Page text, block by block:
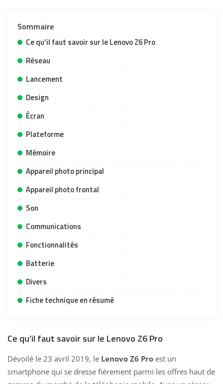
Sommaire
Ce qu’il faut savoir sur le Lenovo Z6 Pro
Réseau
Lancement
Design
Écran
Plateforme
Mémoire
Appareil photo principal
Appareil photo frontal
Son
Communications
Fonctionnalités
Batterie
Divers
Fiche technique en résumé
Ce qu’il faut savoir sur le Lenovo Z6 Pro
Dévoilé le 23 avril 2019, le Lenovo Z6 Pro est un
smartphone qui se dresse fièrement parmi les offres haut de